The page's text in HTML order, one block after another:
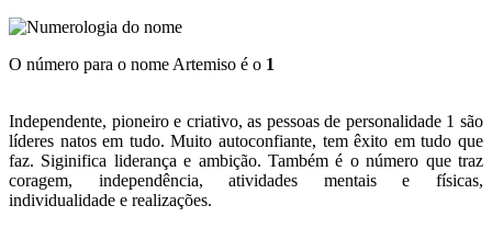
O número para o nome Artemiso é o 1
Independente, pioneiro e criativo, as pessoas de personalidade 1 são
líderes natos em tudo. Muito autoconfiante, tem êxito em tudo que
faz. Siginifica liderança e ambição. Também é o número que traz
coragem, independência, atividades mentais e físicas,
individualidade e realizações.